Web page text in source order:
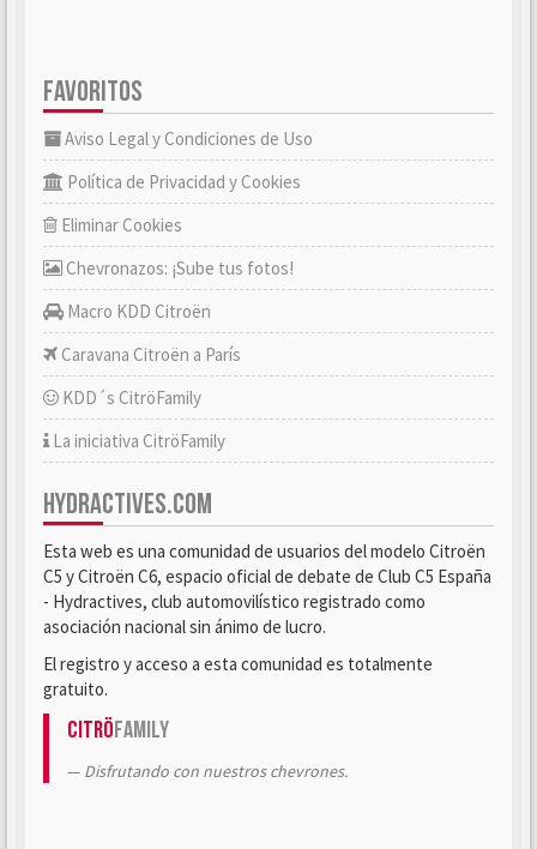
FAVORITOS
Aviso Legal y Condiciones de Uso
Política de Privacidad y Cookies
Eliminar Cookies
Chevronazos: ¡Sube tus fotos!
Macro KDD Citroën
Caravana Citroën a París
KDD´s CitröFamily
La iniciativa CitröFamily
HYDRACTIVES.COM
Esta web es una comunidad de usuarios del modelo Citroën
C5 y Citroën C6, espacio oficial de debate de Club C5 España
- Hydractives, club automovilístico registrado como
asociación nacional sin ánimo de lucro.
El registro y acceso a esta comunidad es totalmente
gratuito.
CitröFamily
Disfrutando con nuestros chevrones.